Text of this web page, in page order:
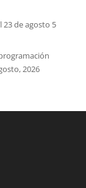
23 de agosto 5
2026